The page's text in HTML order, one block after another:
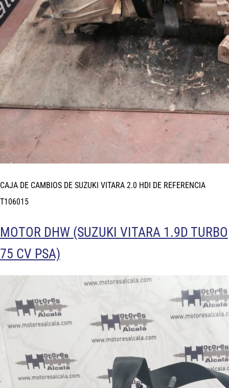
CAJA DE CAMBIOS DE SUZUKI VITARA 2.0 HDI DE REFERENCIA
T106015
MOTOR DHW (SUZUKI VITARA 1.9D TURBO
75 CV PSA)